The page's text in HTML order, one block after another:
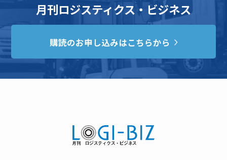
月刊ロジスティクス・ビジネス
購読のお申し込みはこちらから